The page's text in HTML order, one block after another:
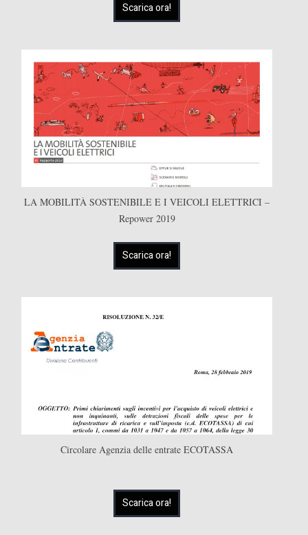
Scarica ora!
LA MOBILITÀ SOSTENIBILE E I VEICOLI ELETTRICI –
Repower 2019
Scarica ora!
Circolare Agenzia delle entrate ECOTASSA
Scarica ora!